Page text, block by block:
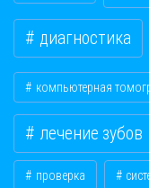
диагностика
компьютерная
лечение зубов
проверка